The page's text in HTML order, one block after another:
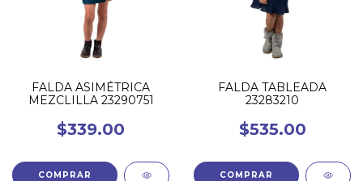
FALDA ASIMÉTRICA
MEZCLILLA 23290751
$339.00
COMPRAR
FALDA TABLEADA
23283210
$535.00
COMPRAR